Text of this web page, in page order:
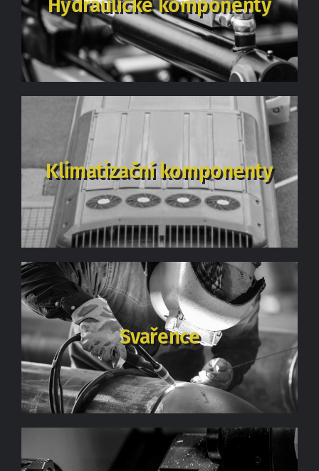
Kontakt
Hydraulické komponenty
Klimatizační komponenty
Svařence